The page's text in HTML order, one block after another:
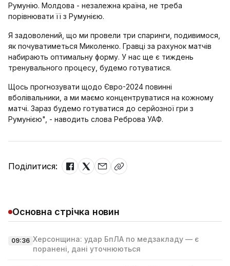
Румунію. Молдова - незалежна країна, не треба
порівнювати її з Румунією.
Я задоволений, що ми провели три спаринги, подивимося,
як почуватиметься Миколенко. Гравці за рахунок матчів
набирають оптимальну форму. У нас ще є тиждень
тренувального процесу, будемо готуватися.
Щось прогнозувати щодо Євро-2024 повинні
вболівальники, а ми маємо концентруватися на кожному
матчі. Зараз будемо готуватися до серйозної гри з
Румунією", - наводить слова Реброва УАФ.
Поділитися:
Основна стрічка новин
09:36 Херсонщина: удар БпЛА по медзакладу — є
поранені, дані уточнюються